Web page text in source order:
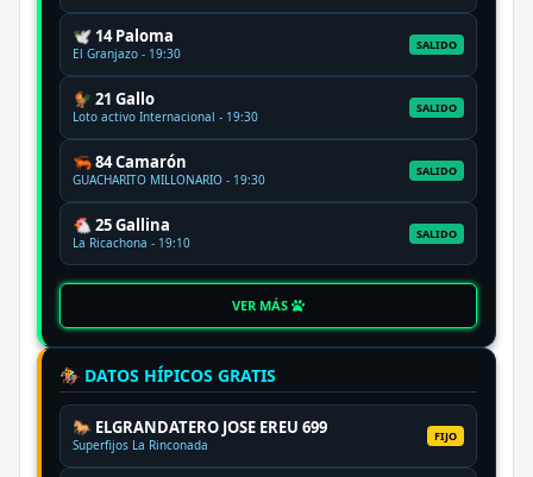
🕊️ 14 Paloma
El Granjazo - 19:30
SALIDO
🐓 21 Gallo
Loto activo Internacional - 19:30
SALIDO
🦐 84 Camarón
GUACHARITO MILLONARIO - 19:30
SALIDO
🐔 25 Gallina
La Ricachona - 19:10
SALIDO
VER MÁS
🏇 DATOS HÍPICOS GRATIS
🐎 ELGRANDATERO JOSE EREU 699
Superfijos La Rinconada
FIJO